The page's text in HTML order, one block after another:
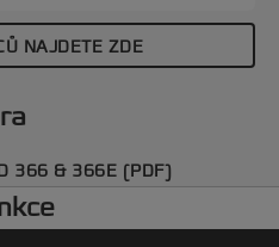
NAJDETE ZDE
366 & 366E (PDF)